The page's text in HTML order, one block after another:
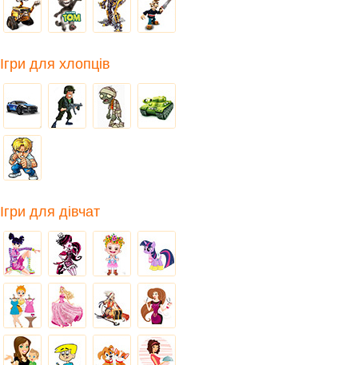
Ігри для хлопців
Ігри для дівчат